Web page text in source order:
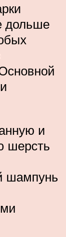
дольше
и
шерсть
шампунь